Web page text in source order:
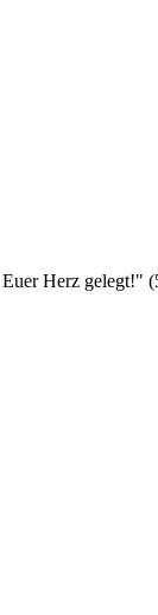
Herz gelegt!"